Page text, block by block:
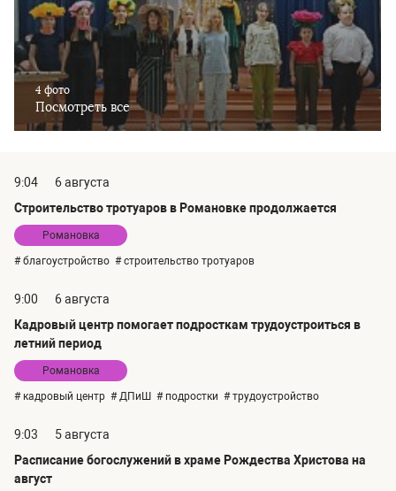
4 фото
Посмотреть все
9:04
6 августа
Строительство тротуаров в Романовке продолжается
Романовка
# благоустройство # строительство тротуаров
9:00
6 августа
Кадровый центр помогает подросткам трудоустроиться в
летний период
Романовка
# кадровый центр # ДПиШ # подростки # трудоустройство
9:03
5 августа
Расписание богослужений в храме Рождества Христова на
август